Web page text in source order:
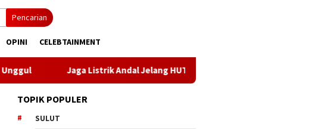
Pencarian
OPINI CELEBTAINMENT
Jaga Listrik Andal Jelang HUT ke-81 RI, PLN UP3 Tahuna Gelar Apel dan
TOPIK POPULER
SULUT